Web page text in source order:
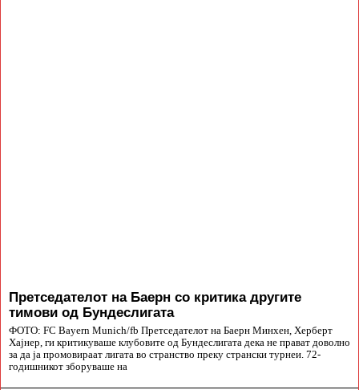
Претседателот на Баерн со критика другите
тимови од Бундеслигата
ФОТО: FC Bayern Munich/fb Претседателот на Баерн Минхен, Херберт
Хајнер, ги критикуваше клубовите од Бундеслигата дека не прават доволно
за да ја промовираат лигата во странство преку странски турнеи. 72-
годишникот зборуваше на